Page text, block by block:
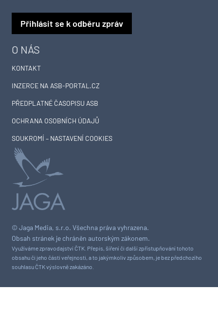
© Jaga Media, s.r.o. Všechna práva vyhrazena.
Obsah stránek je chráněn autorským zákonem.
Využíváme zpravodajství ČTK. Přepis, šíření či další zpřístupňování tohoto
obsahu či jeho části veřejnosti, a to jakýmkoliv způsobem, je bez předchozího
souhlasu ČTK výslovně zakázáno.
O NÁS
KONTAKT
INZERCE NA ASB-PORTAL.CZ
PŘEDPLATNÉ ČASOPISU ASB
OCHRANA OSOBNÍCH ÚDAJŮ
SOUKROMÍ – NASTAVENÍ COOKIES
Přihlásit se k odběru zpráv